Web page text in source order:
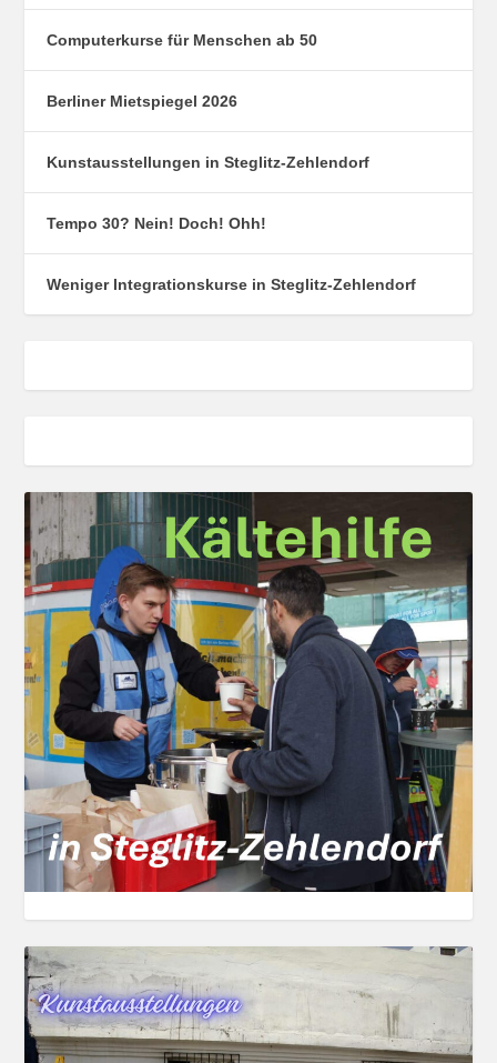
Computerkurse für Menschen ab 50
Berliner Mietspiegel 2026
Kunstausstellungen in Steglitz-Zehlendorf
Tempo 30? Nein! Doch! Ohh!
Weniger Integrationskurse in Steglitz-Zehlendorf